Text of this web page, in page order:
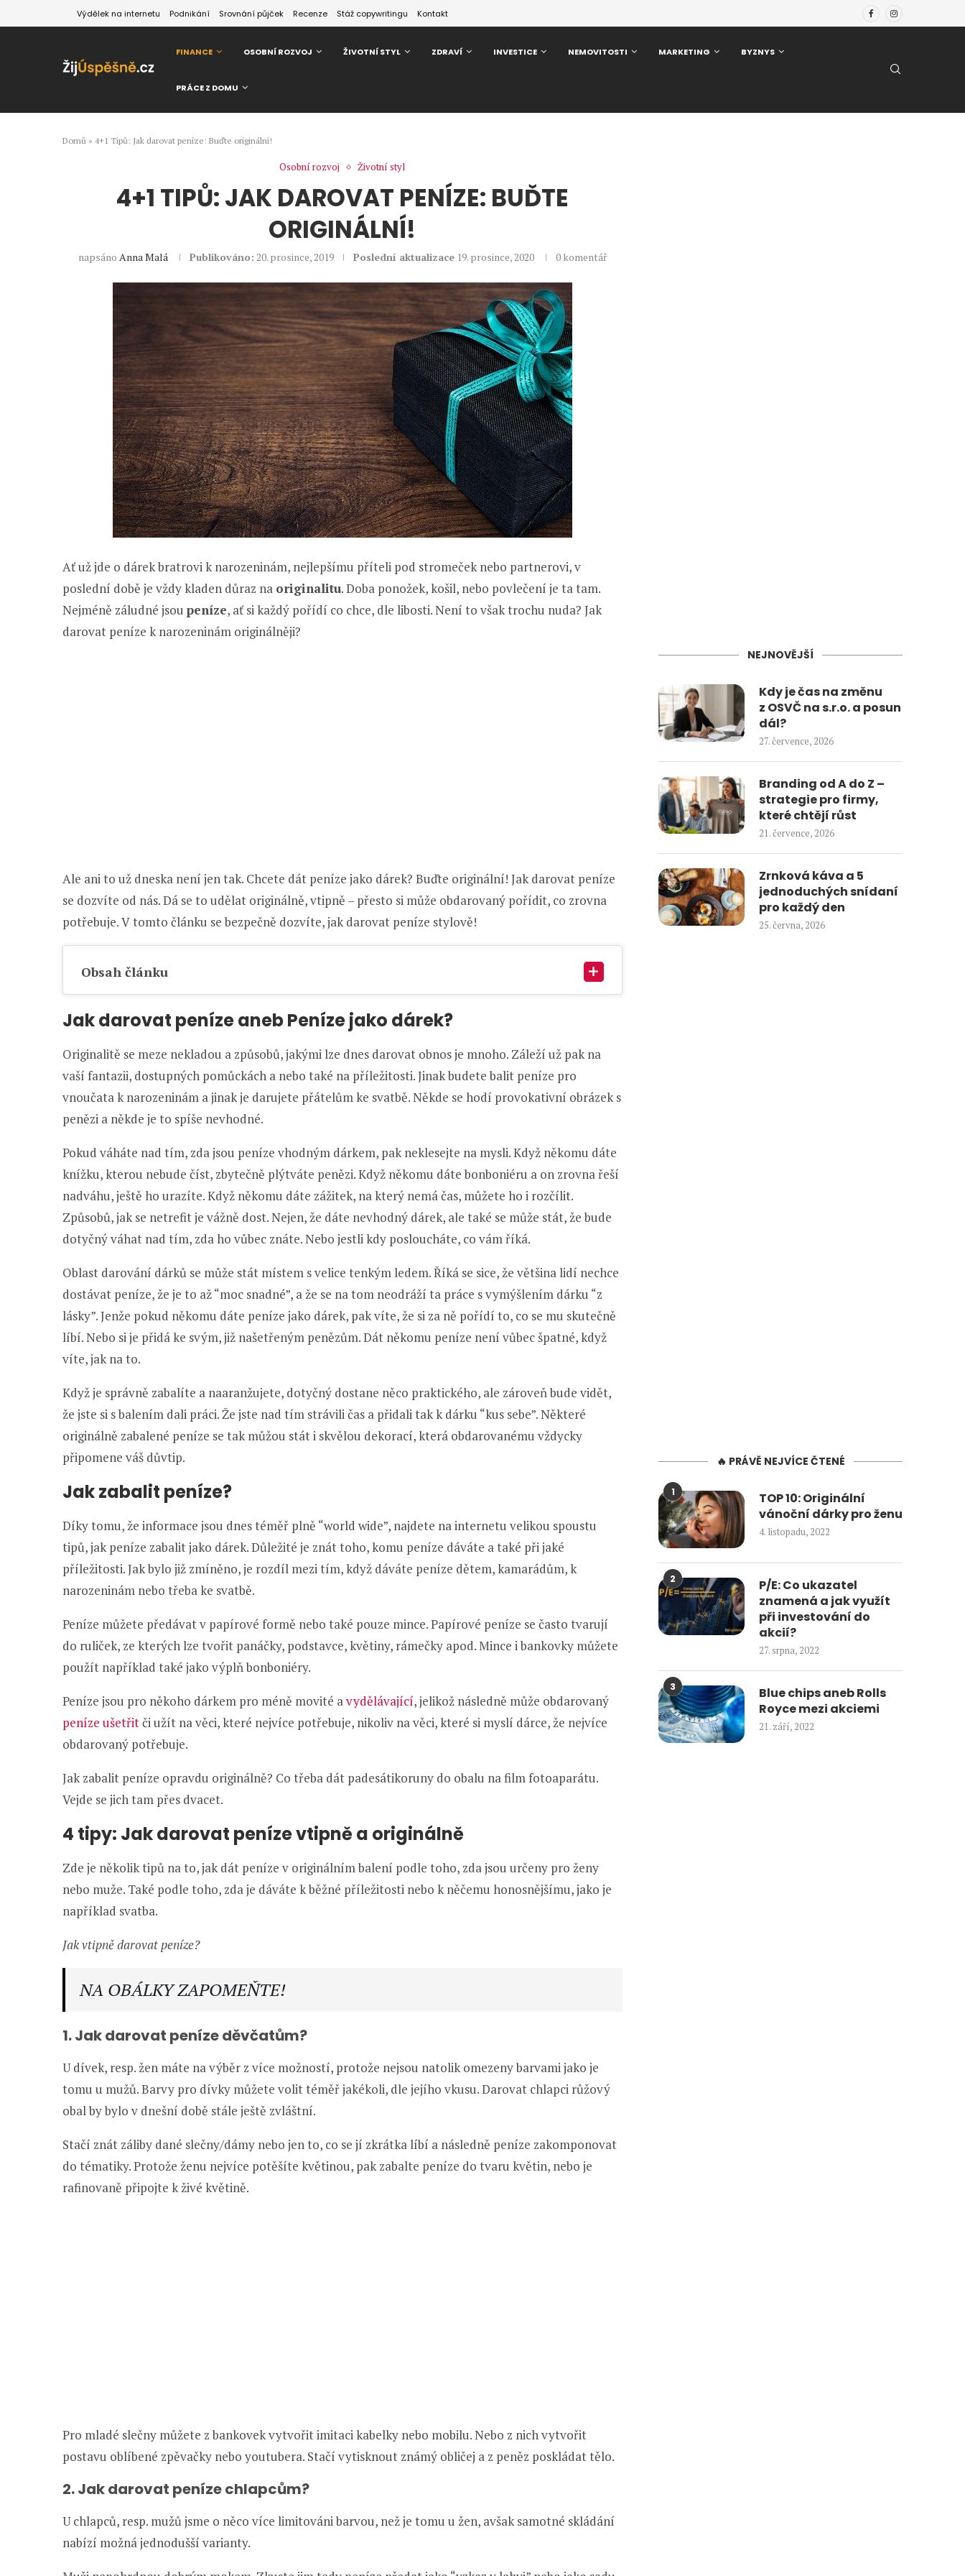
Výdělek na internetu Podnikání Srovnání půjček Recenze Stáž copywritingu Kontakt
FINANCE OSOBNÍ ROZVOJ ŽIVOTNÍ STYL ZDRAVÍ INVESTICE NEMOVITOSTI MARKETING BYZNYS
PRÁCE Z DOMU
Domů » 4+1 Tipů: Jak darovat peníze: Buďte originální!
Osobní rozvoj Životní styl
4+1 TIPŮ: JAK DAROVAT PENÍZE: BUĎTE
ORIGINÁLNÍ!
napsáno Anna Malá Publikováno: 20. prosince, 2019 Poslední aktualizace 19. prosince, 2020 0 komentář
Ať už jde o dárek bratrovi k narozeninám, nejlepšímu příteli pod stromeček nebo partnerovi, v
poslední době je vždy kladen důraz na originalitu. Doba ponožek, košil, nebo povlečení je ta tam.
Nejméně záludné jsou peníze, ať si každý pořídí co chce, dle libosti. Není to však trochu nuda? Jak
darovat peníze k narozeninám originálněji?
Ale ani to už dneska není jen tak. Chcete dát peníze jako dárek? Buďte originální! Jak darovat peníze
se dozvíte od nás. Dá se to udělat originálně, vtipně – přesto si může obdarovaný pořídit, co zrovna
potřebuje. V tomto článku se bezpečně dozvíte, jak darovat peníze stylově!
Obsah článku
Jak darovat peníze aneb Peníze jako dárek?
Originalitě se meze nekladou a způsobů, jakými lze dnes darovat obnos je mnoho. Záleží už pak na
vaší fantazii, dostupných pomůckách a nebo také na příležitosti. Jinak budete balit peníze pro
vnoučata k narozeninám a jinak je darujete přátelům ke svatbě. Někde se hodí provokativní obrázek s
penězi a někde je to spíše nevhodné.
Pokud váháte nad tím, zda jsou peníze vhodným dárkem, pak neklesejte na mysli. Když někomu dáte
knížku, kterou nebude číst, zbytečně plýtváte penězi. Když někomu dáte bonboniéru a on zrovna řeší
nadváhu, ještě ho urazíte. Když někomu dáte zážitek, na který nemá čas, můžete ho i rozčílit.
Způsobů, jak se netrefit je vážně dost. Nejen, že dáte nevhodný dárek, ale také se může stát, že bude
dotyčný váhat nad tím, zda ho vůbec znáte. Nebo jestli kdy posloucháte, co vám říká.
Oblast darování dárků se může stát místem s velice tenkým ledem. Říká se sice, že většina lidí nechce
dostávat peníze, že je to až “moc snadné”, a že se na tom neodráží ta práce s vymýšlením dárku “z
lásky”. Jenže pokud někomu dáte peníze jako dárek, pak víte, že si za ně pořídí to, co se mu skutečně
líbí. Nebo si je přidá ke svým, již našetřeným penězům. Dát někomu peníze není vůbec špatné, když
víte, jak na to.
Když je správně zabalíte a naaranžujete, dotyčný dostane něco praktického, ale zároveň bude vidět,
že jste si s balením dali práci. Že jste nad tím strávili čas a přidali tak k dárku “kus sebe”. Některé
originálně zabalené peníze se tak můžou stát i skvělou dekorací, která obdarovanému vždycky
připomene váš důvtip.
Jak zabalit peníze?
Díky tomu, že informace jsou dnes téměř plně “world wide”, najdete na internetu velikou spoustu
tipů, jak peníze zabalit jako dárek. Důležité je znát toho, komu peníze dáváte a také při jaké
příležitosti. Jak bylo již zmíněno, je rozdíl mezi tím, když dáváte peníze dětem, kamarádům, k
narozeninám nebo třeba ke svatbě.
Peníze můžete předávat v papírové formě nebo také pouze mince. Papírové peníze se často tvarují
do ruliček, ze kterých lze tvořit panáčky, podstavce, květiny, rámečky apod. Mince i bankovky můžete
použít například také jako výplň bonboniéry.
Peníze jsou pro někoho dárkem pro méně movité avydělávající, jelikož následně může obdarovaný
peníze ušetřitči užít na věci, které nejvíce potřebuje, nikoliv na věci, které si myslí dárce, že nejvíce
obdarovaný potřebuje.
Jak zabalit peníze opravdu originálně? Co třeba dát padesátikoruny do obalu na film fotoaparátu.
Vejde se jich tam přes dvacet.
4 tipy: Jak darovat peníze vtipně a originálně
Zde je několik tipů na to, jak dát peníze v originálním balení podle toho, zda jsou určeny pro ženy
nebo muže. Také podle toho, zda je dáváte k běžné příležitosti nebo k něčemu honosnějšímu, jako je
například svatba.
Jak vtipně darovat peníze?
NA OBÁLKY ZAPOMEŇTE!
1. Jak darovat peníze děvčatům?
U dívek, resp. žen máte na výběr z více možností, protože nejsou natolik omezeny barvami jako je
tomu u mužů. Barvy pro dívky můžete volit téměř jakékoli, dle jejího vkusu. Darovat chlapci růžový
obal by bylo v dnešní době stále ještě zvláštní.
Stačí znát záliby dané slečny/dámy nebo jen to, co se jí zkrátka líbí a následně peníze zakomponovat
do tématiky. Protože ženu nejvíce potěšíte květinou, pak zabalte peníze do tvaru květin, nebo je
rafinovaně připojte k živé květině.
Pro mladé slečny můžete z bankovek vytvořit imitaci kabelky nebo mobilu. Nebo z nich vytvořit
postavu oblíbené zpěvačky nebo youtubera. Stačí vytisknout známý obličej a z peněz poskládat tělo.
2. Jak darovat peníze chlapcům?
U chlapců, resp. mužů jsme o něco více limitováni barvou, než je tomu u žen, avšak samotné skládání
nabízí možná jednodušší varianty.
NEJNOVĚJŠÍ
Kdy je čas na změnu
z OSVČ na s.r.o. a posun
dál?
27. července, 2026
Branding od A do Z –
strategie pro firmy,
které chtějí růst
21. července, 2026
Zrnková káva a 5
jednoduchých snídaní
pro každý den
25. června, 2026
🔥 PRÁVĚ NEJVÍCE ČTENÉ
1
TOP 10: Originální
vánoční dárky pro ženu
4. listopadu, 2022
2
P/E: Co ukazatel
znamená a jak využít
při investování do
akcií?
27. srpna, 2022
3
Blue chips aneb Rolls
Royce mezi akciemi
21. září, 2022